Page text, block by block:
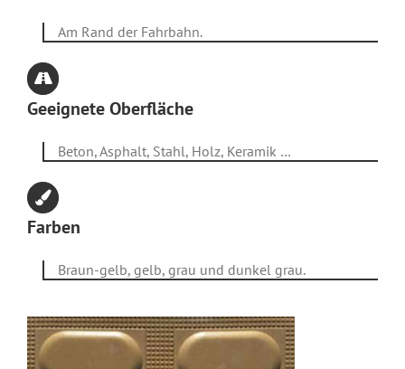
Am Rand der Fahrbahn.
Geeignete Oberfläche
Beton, Asphalt, Stahl, Holz, Keramik …
Farben
Braun-gelb, gelb, grau und dunkel grau.